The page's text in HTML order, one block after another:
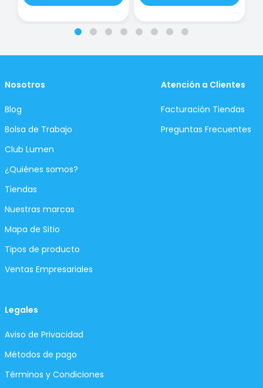
Nosotros
Blog
Bolsa de Trabajo
Club Lumen
¿Quiénes somos?
Tiendas
Nuestras marcas
Mapa de Sitio
Tipos de producto
Ventas Empresariales
Atención a Clientes
Facturación Tiendas
Preguntas Frecuentes
Legales
Aviso de Privacidad
Métodos de pago
Términos y Condiciones